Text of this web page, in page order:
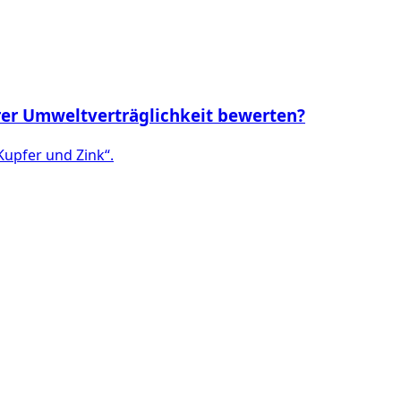
Umweltverträglichkeit bewerten?
und Zink“.